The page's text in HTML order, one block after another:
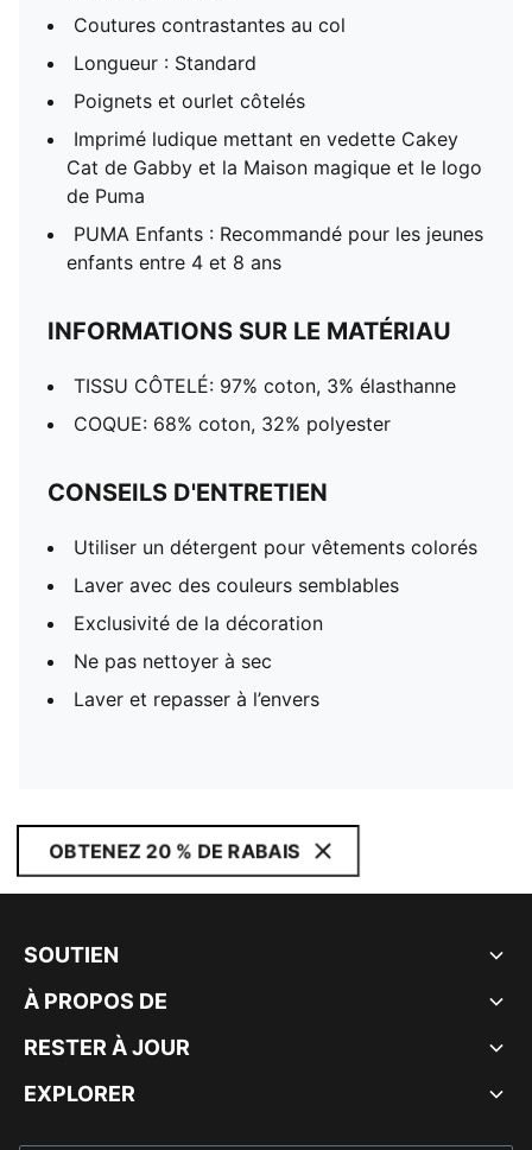
Coutures contrastantes au col
Longueur : Standard
Poignets et ourlet côtelés
Imprimé ludique mettant en vedette Cakey
Cat de Gabby et la Maison magique et le logo
de Puma
PUMA Enfants : Recommandé pour les jeunes
enfants entre 4 et 8 ans
INFORMATIONS SUR LE MATÉRIAU
TISSU CÔTELÉ: 97% coton, 3% élasthanne
COQUE: 68% coton, 32% polyester
CONSEILS D'ENTRETIEN
Utiliser un détergent pour vêtements colorés
Laver avec des couleurs semblables
Exclusivité de la décoration
Ne pas nettoyer à sec
Laver et repasser à l’envers
OBTENEZ 20 % DE RABAIS
SOUTIEN
À PROPOS DE
RESTER À JOUR
EXPLORER